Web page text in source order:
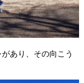
あり、その向こう